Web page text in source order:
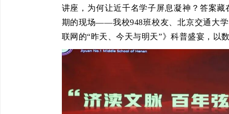
讲座，为何让近千名学子屏息凝神？答案
期的现场——我校948班校友、北京交通大
联网的“昨天、今天与明天”》科普盛宴，以